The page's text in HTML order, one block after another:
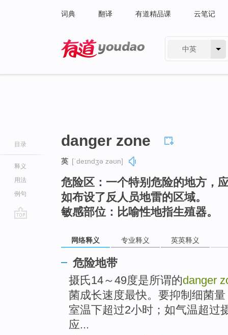
词典 翻译 有道精品课 云笔记
中英
目录
释义
用法
例句
danger zone
英 [ˈdeɪndʒə zəʊn]
危险区：一个特别危险的地方，
如布设了反人员地雷的区域。
敏感部位：比喻性地指生殖器。
网络释义 专业释义 英英释义
危险地带
摄氏14～49度是所谓的danger
菌成长速度最快。要抑制细菌
室温下超过2小时；如气温超过
应...